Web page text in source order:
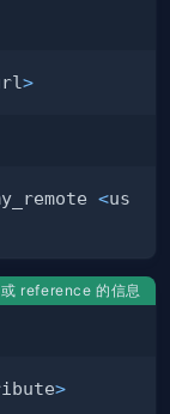
>
<us
reference 的信息
>